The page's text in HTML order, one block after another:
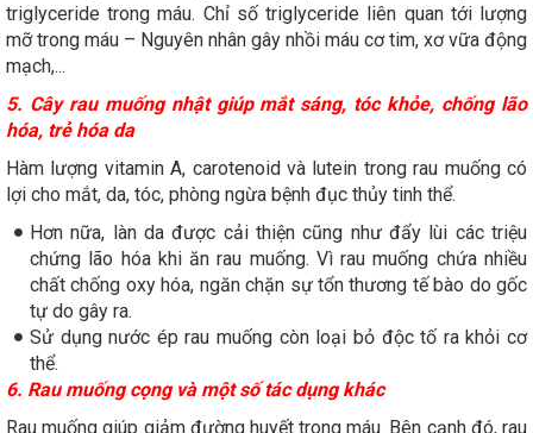
triglyceride trong máu. Chỉ số triglyceride liên quan tới lượng
mỡ trong máu – Nguyên nhân gây nhồi máu cơ tim, xơ vữa động
mạch,...
5. Cây rau muống nhật giúp mắt sáng, tóc khỏe, chống lão
hóa, trẻ hóa da
Hàm lượng vitamin A, carotenoid và lutein trong rau muống có
lợi cho mắt, da, tóc, phòng ngừa bệnh đục thủy tinh thể.
Hơn nữa, làn da được cải thiện cũng như đẩy lùi các triệu
chứng lão hóa khi ăn rau muống. Vì rau muống chứa nhiều
chất chống oxy hóa, ngăn chặn sự tổn thương tế bào do gốc
tự do gây ra.
Sử dụng nước ép rau muống còn loại bỏ độc tố ra khỏi cơ
thể.
6. Rau muống cọng và một số tác dụng khác
Rau muống giúp giảm đường huyết trong máu. Bên cạnh đó, rau